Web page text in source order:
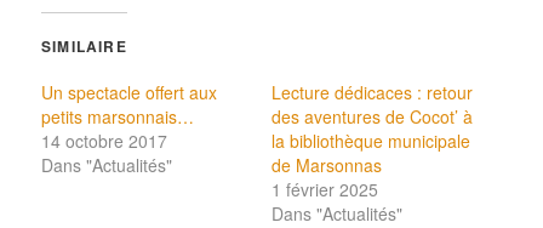
SIMILAIRE
Un spectacle offert aux
petits marsonnais…
14 octobre 2017
Dans "Actualités"
Lecture dédicaces : retour
des aventures de Cocot’ à
la bibliothèque municipale
de Marsonnas
1 février 2025
Dans "Actualités"